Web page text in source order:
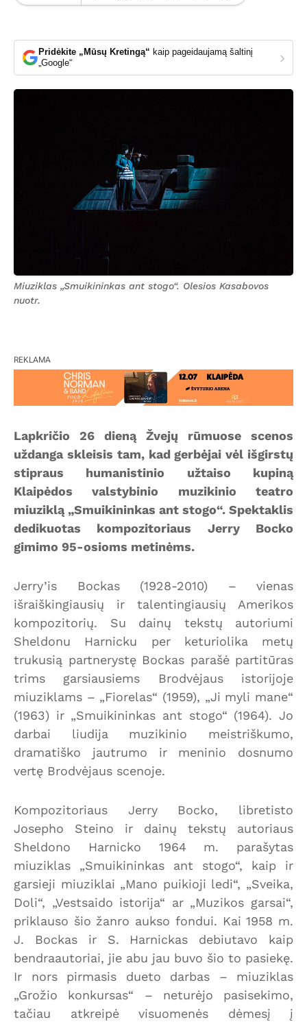
Pridėkite „Mūsų Kretingą“ kaip pageidaujamą šaltinį
„Google“
›
Miuziklas „Smuikininkas ant stogo“. Olesios Kasabovos
nuotr.
REKLAMA
Lapkričio 26 dieną Žvejų rūmuose scenos
uždanga skleisis tam, kad gerbėjai vėl išgirstų
stipraus humanistinio užtaiso kupiną
Klaipėdos valstybinio muzikinio teatro
miuziklą „Smuikininkas ant stogo“. Spektaklis
dedikuotas kompozitoriaus Jerry Bocko
gimimo 95-osioms metinėms.
Jerry’is Bockas (1928-2010) – vienas
išraiškingiausių ir talentingiausių Amerikos
kompozitorių. Su dainų tekstų autoriumi
Sheldonu Harnicku per keturiolika metų
trukusią partnerystę Bockas parašė partitūras
trims garsiausiems Brodvėjaus istorijoje
miuziklams – „Fiorelas“ (1959), „Ji myli mane“
(1963) ir „Smuikininkas ant stogo“ (1964). Jo
darbai liudija muzikinio meistriškumo,
dramatiško jautrumo ir meninio dosnumo
vertę Brodvėjaus scenoje.
Kompozitoriaus Jerry Bocko, libretisto
Josepho Steino ir dainų tekstų autoriaus
Sheldono Harnicko 1964 m. parašytas
miuziklas „Smuikininkas ant stogo“, kaip ir
garsieji miuziklai „Mano puikioji ledi“, „Sveika,
Doli“, „Vestsaido istorija“ ar „Muzikos garsai“,
priklauso šio žanro aukso fondui. Kai 1958 m.
J. Bockas ir S. Harnickas debiutavo kaip
bendraautoriai, jie abu jau buvo šio to pasiekę.
Ir nors pirmasis dueto darbas – miuziklas
„Grožio konkursas“ – neturėjo pasisekimo,
tačiau atkreipė visuomenės dėmesį į